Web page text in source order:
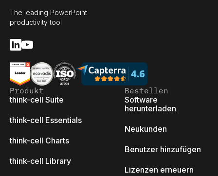
The leading PowerPoint
productivity tool
Produkt
think-cell Suite
think-cell Essentials
think-cell Charts
think-cell Library
Bestellen
Software
herunterladen
Neukunden
Benutzer hinzufügen
Lizenzen erneuern